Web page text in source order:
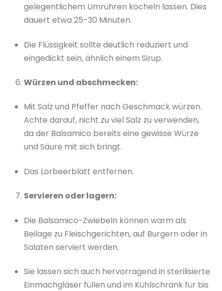
gelegentlichem Umrühren köcheln lassen. Dies
dauert etwa 25-30 Minuten.
Die Flüssigkeit sollte deutlich reduziert und
eingedickt sein, ähnlich einem Sirup.
Würzen und abschmecken:
Mit Salz und Pfeffer nach Geschmack würzen.
Achte darauf, nicht zu viel Salz zu verwenden,
da der Balsamico bereits eine gewisse Würze
und Säure mit sich bringt.
Das Lorbeerblatt entfernen.
Servieren oder lagern:
Die Balsamico-Zwiebeln können warm als
Beilage zu Fleischgerichten, auf Burgern oder in
Salaten serviert werden.
Sie lassen sich auch hervorragend in sterilisierte
Einmachgläser füllen und im Kühlschrank für bis